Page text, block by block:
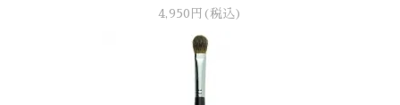
4,950円(税込)